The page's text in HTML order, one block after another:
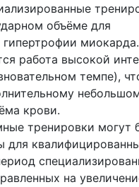
объёме для
работа высокой
темпе),
крови.
тренировки могут
для
на